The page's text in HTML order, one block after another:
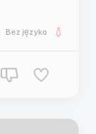
Bez języka